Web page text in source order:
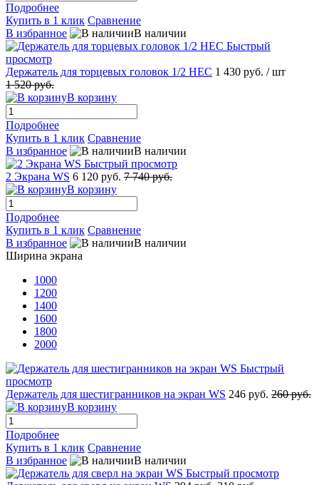
Подробнее
Купить в 1 клик Сравнение
В избранное
В наличии
Быстрый
просмотр
Держатель для торцевых головок 1/2 НЕС 1 430 руб. / шт
1 520 руб.
В корзину
Подробнее
Купить в 1 клик Сравнение
В избранное
В наличии
Быстрый просмотр
2 Экрана WS 6 120 руб. 7 740 руб.
В корзину
Подробнее
Купить в 1 клик Сравнение
В избранное
В наличии
Ширина экрана
1000
1200
1400
1600
1800
2000
Быстрый
просмотр
Держатель для шестигранников на экран WS 246 руб. 260 руб.
В корзину
Подробнее
Купить в 1 клик Сравнение
В избранное
В наличии
Быстрый просмотр